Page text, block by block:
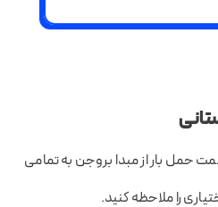
حمل بار از مبدا بروجن به تمامی
را ملاحظه کنید.